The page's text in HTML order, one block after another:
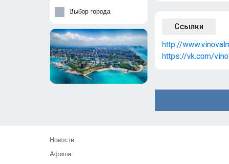
Выбор города
Ссылки
http://
https://vk.com/
Новости
Афиша